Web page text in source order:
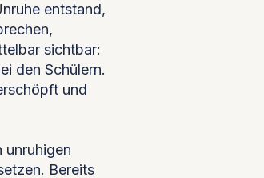
entstand,
sichtbar:
den Schülern.
und
unruhigen
Bereits